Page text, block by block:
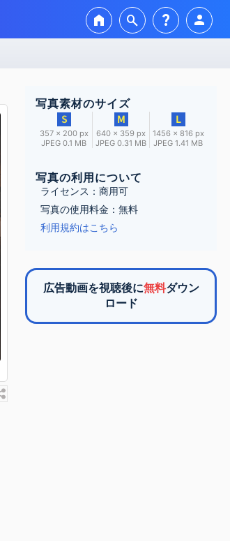
home search question_mark person
写真素材のサイズ
357 × 200 px
JPEG 0.1 MB
640 × 359 px
JPEG 0.31 MB
1456 × 816 px
JPEG 1.41 MB
写真の利用について
ライセンス：商用可
写真の使用料金：無料
利用規約はこちら
広告動画を視聴後に無料ダウン
ロード